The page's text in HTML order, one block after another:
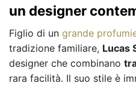
un designer
Figlio di un grande
tradizione familiare, Lucas
designer che combinano
rara facilità. Il suo stile è